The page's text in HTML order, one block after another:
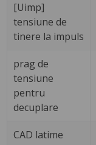
[Uimp]
tensiune de
tinere la impuls
prag de
tensiune
pentru
decuplare
CAD latime